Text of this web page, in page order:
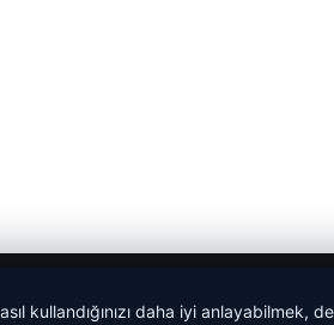
kullandığınızı daha iyi